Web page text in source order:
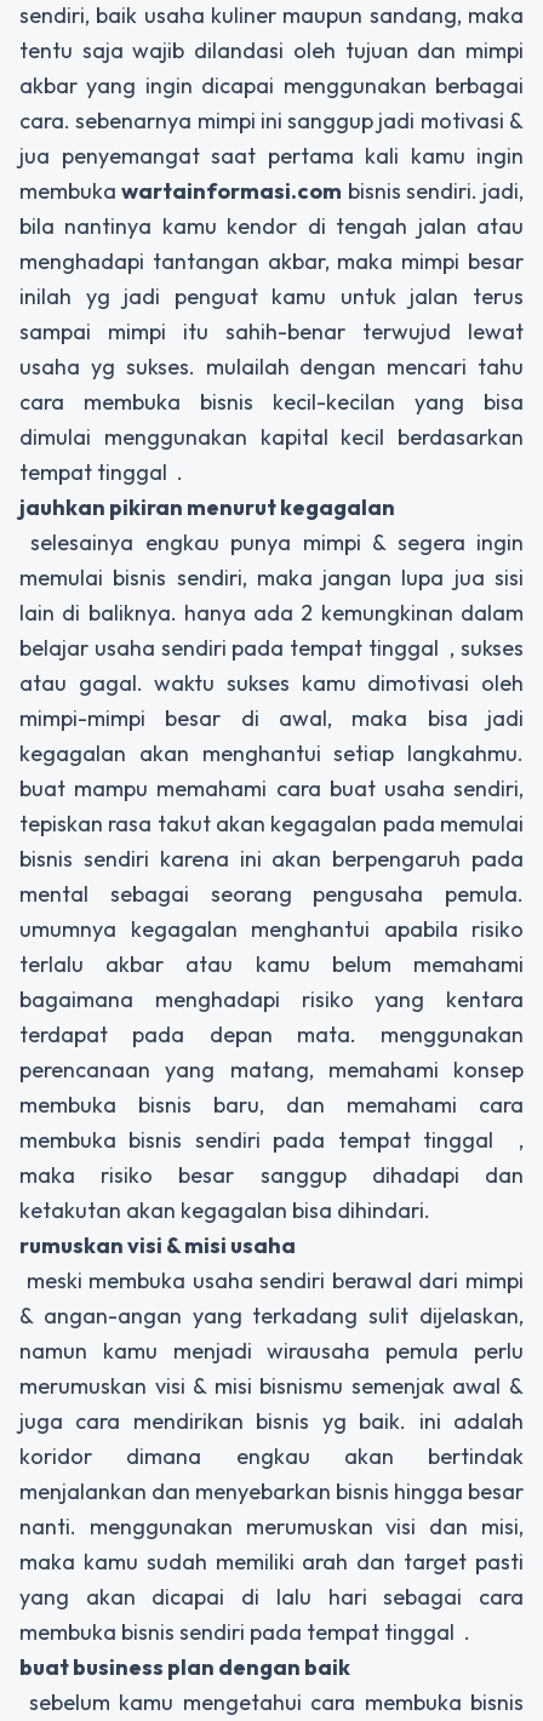
sendiri, baik usaha kuliner maupun sandang, maka
tentu saja wajib dilandasi oleh tujuan dan mimpi
akbar yang ingin dicapai menggunakan berbagai
cara. sebenarnya mimpi ini sanggup jadi motivasi &
jua penyemangat saat pertama kali kamu ingin
membukawartainformasi.com bisnis sendiri. jadi,
bila nantinya kamu kendor di tengah jalan atau
menghadapi tantangan akbar, maka mimpi besar
inilah yg jadi penguat kamu untuk jalan terus
sampai mimpi itu sahih-benar terwujud lewat
usaha yg sukses. mulailah dengan mencari tahu
cara membuka bisnis kecil-kecilan yang bisa
dimulai menggunakan kapital kecil berdasarkan
tempat tinggal .
jauhkan pikiran menurut kegagalan
selesainya engkau punya mimpi & segera ingin
memulai bisnis sendiri, maka jangan lupa jua sisi
lain di baliknya. hanya ada 2 kemungkinan dalam
belajar usaha sendiri pada tempat tinggal , sukses
atau gagal. waktu sukses kamu dimotivasi oleh
mimpi-mimpi besar di awal, maka bisa jadi
kegagalan akan menghantui setiap langkahmu.
buat mampu memahami cara buat usaha sendiri,
tepiskan rasa takut akan kegagalan pada memulai
bisnis sendiri karena ini akan berpengaruh pada
mental sebagai seorang pengusaha pemula.
umumnya kegagalan menghantui apabila risiko
terlalu akbar atau kamu belum memahami
bagaimana menghadapi risiko yang kentara
terdapat pada depan mata. menggunakan
perencanaan yang matang, memahami konsep
membuka bisnis baru, dan memahami cara
membuka bisnis sendiri pada tempat tinggal ,
maka risiko besar sanggup dihadapi dan
ketakutan akan kegagalan bisa dihindari.
rumuskan visi & misi usaha
meski membuka usaha sendiri berawal dari mimpi
& angan-angan yang terkadang sulit dijelaskan,
namun kamu menjadi wirausaha pemula perlu
merumuskan visi & misi bisnismu semenjak awal &
juga cara mendirikan bisnis yg baik. ini adalah
koridor dimana engkau akan bertindak
menjalankan dan menyebarkan bisnis hingga besar
nanti. menggunakan merumuskan visi dan misi,
maka kamu sudah memiliki arah dan target pasti
yang akan dicapai di lalu hari sebagai cara
membuka bisnis sendiri pada tempat tinggal .
buat business plan dengan baik
sebelum kamu mengetahui cara membuka bisnis